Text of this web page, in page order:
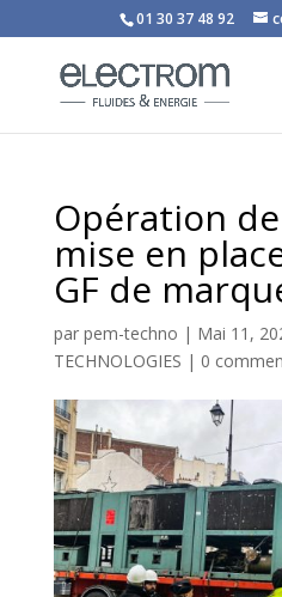
01 30 37 48 92
Opération
mise en
GF de
par pem-techno | Mai 11,
TECHNOLOGIES | 0